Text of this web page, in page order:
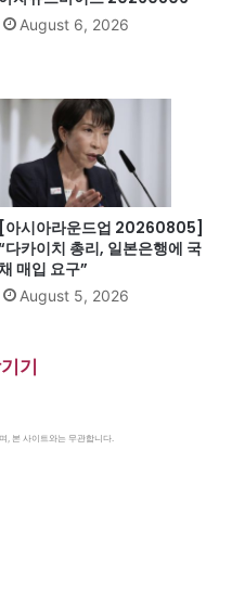
August 6, 2026
[아시아라운드업 20260805]
다카이치 총리, 일본은행에 국
매입 요구”
August 5, 2026
기
, 본 사이트와는 무관합니다.